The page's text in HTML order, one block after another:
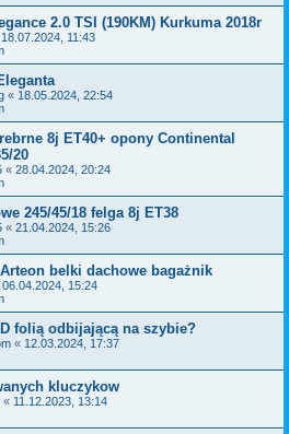
2.0 TSI (190KM) Kurkuma 2018r
18.07.2024, 11:43
« 18.05.2024, 22:54
8j ET40+ opony Continental
20
« 28.04.2024, 20:24
245/45/18 felga 8j ET38
« 21.04.2024, 15:26
belki dachowe bagażnik
06.04.2024, 15:24
folią odbijającą na szybie?
« 12.03.2024, 17:37
kluczykow
« 11.12.2023, 13:14